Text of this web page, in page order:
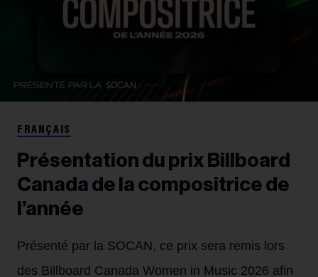
FRANÇAIS
Présentation du prix Billboard
Canada de la compositrice de
l’année
Présenté par la SOCAN, ce prix sera remis lors
des Billboard Canada Women in Music 2026 afin